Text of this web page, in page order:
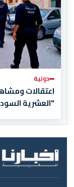
دولية
اعتقالات
"العشرية